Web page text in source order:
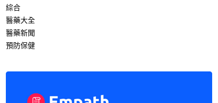
綜合
醫藥大全
醫藥新聞
預防保健